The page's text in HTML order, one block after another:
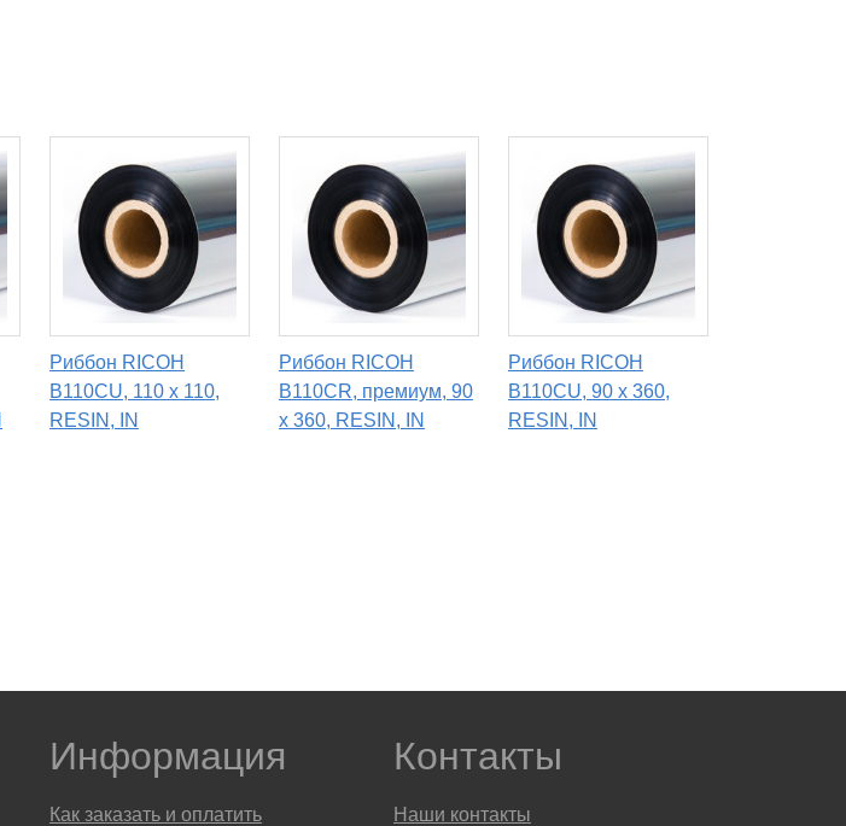
Риббон RICOH
B110CU, 110 x 110,
RESIN, IN
Риббон RICOH
B110CR, премиум, 90
x 360, RESIN, IN
Риббон RICOH
B110CU, 90 x 360,
RESIN, IN
Информация
Как заказать и оплатить
Контакты
Наши контакты